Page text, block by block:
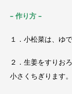
– 作り方 –
１．小松菜は、ゆ
２．生姜をすりお
小さくちぎります。